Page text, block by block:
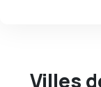
Villes